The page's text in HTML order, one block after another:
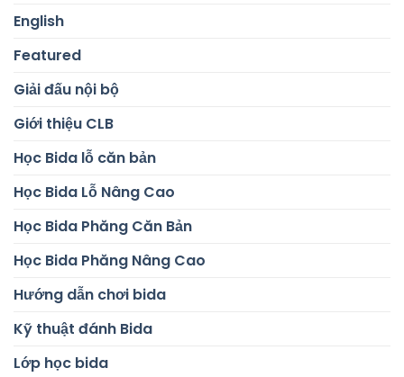
English
Featured
Giải đấu nội bộ
Giới thiệu CLB
Học Bida lỗ căn bản
Học Bida Lỗ Nâng Cao
Học Bida Phăng Căn Bản
Học Bida Phăng Nâng Cao
Hướng dẫn chơi bida
Kỹ thuật đánh Bida
Lớp học bida